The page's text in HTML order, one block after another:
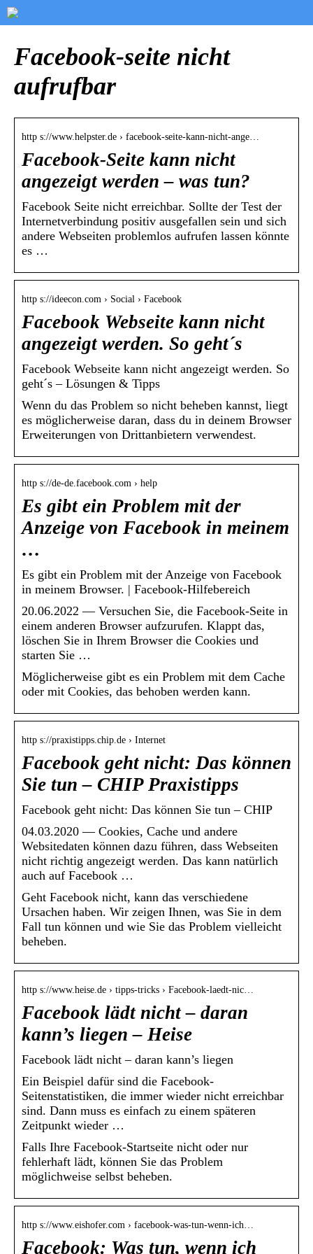
Facebook-seite nicht
aufrufbar
http s://www.helpster.de › facebook-seite-kann-nicht-ange…
Facebook-Seite kann nicht
angezeigt werden – was tun?
Facebook Seite nicht erreichbar. Sollte der Test der
Internetverbindung positiv ausgefallen sein und sich
andere Webseiten problemlos aufrufen lassen könnte
es …
http s://ideecon.com › Social › Facebook
Facebook Webseite kann nicht
angezeigt werden. So geht´s
Facebook Webseite kann nicht angezeigt werden. So
geht´s – Lösungen & Tipps
Wenn du das Problem so nicht beheben kannst, liegt
es möglicherweise daran, dass du in deinem Browser
Erweiterungen von Drittanbietern verwendest.
http s://de-de.facebook.com › help
Es gibt ein Problem mit der
Anzeige von Facebook in meinem
…
Es gibt ein Problem mit der Anzeige von Facebook
in meinem Browser. | Facebook-Hilfebereich
20.06.2022 — Versuchen Sie, die Facebook-Seite in
einem anderen Browser aufzurufen. Klappt das,
löschen Sie in Ihrem Browser die Cookies und
starten Sie …
Möglicherweise gibt es ein Problem mit dem Cache
oder mit Cookies, das behoben werden kann.
http s://praxistipps.chip.de › Internet
Facebook geht nicht: Das können
Sie tun – CHIP Praxistipps
Facebook geht nicht: Das können Sie tun – CHIP
04.03.2020 — Cookies, Cache und andere
Websitedaten können dazu führen, dass Webseiten
nicht richtig angezeigt werden. Das kann natürlich
auch auf Facebook …
Geht Facebook nicht, kann das verschiedene
Ursachen haben. Wir zeigen Ihnen, was Sie in dem
Fall tun können und wie Sie das Problem vielleicht
beheben.
http s://www.heise.de › tipps-tricks › Facebook-laedt-nic…
Facebook lädt nicht – daran
kann’s liegen – Heise
Facebook lädt nicht – daran kann’s liegen
Ein Beispiel dafür sind die Facebook-
Seitenstatistiken, die immer wieder nicht erreichbar
sind. Dann muss es einfach zu einem späteren
Zeitpunkt wieder …
Falls Ihre Facebook-Startseite nicht oder nur
fehlerhaft lädt, können Sie das Problem
möglichweise selbst beheben.
http s://www.eishofer.com › facebook-was-tun-wenn-ich…
Facebook: Was tun, wenn ich